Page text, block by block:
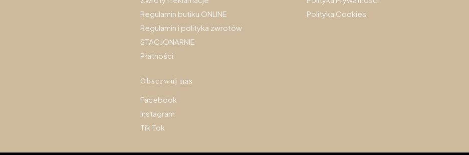
Regulamin butiku ONLINE
Regulamin i polityka zwrotów
STACJONARNIE
Płatności
Polityka Cookies
Obserwuj nas
Facebook
Instagram
Tik Tok